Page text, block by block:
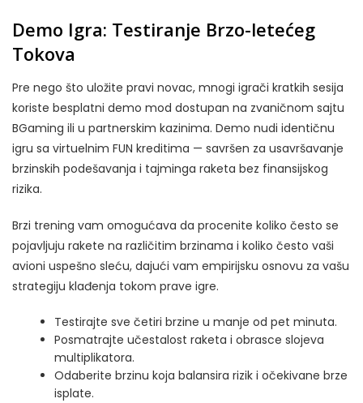
Demo Igra: Testiranje Brzo-letećeg
Tokova
Pre nego što uložite pravi novac, mnogi igrači kratkih sesija
koriste besplatni demo mod dostupan na zvaničnom sajtu
BGaming ili u partnerskim kazinima. Demo nudi identičnu
igru sa virtuelnim FUN kreditima — savršen za usavršavanje
brzinskih podešavanja i tajminga raketa bez finansijskog
rizika.
Brzi trening vam omogućava da procenite koliko često se
pojavljuju rakete na različitim brzinama i koliko često vaši
avioni uspešno sleću, dajući vam empirijsku osnovu za vašu
strategiju klađenja tokom prave igre.
Testirajte sve četiri brzine u manje od pet minuta.
Posmatrajte učestalost raketa i obrasce slojeva
multiplikatora.
Odaberite brzinu koja balansira rizik i očekivane brze
isplate.